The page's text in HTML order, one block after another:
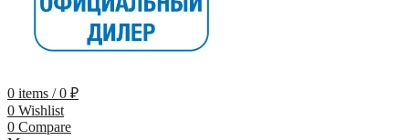
0 items / 0 ₽
0 Wishlist
0 Compare